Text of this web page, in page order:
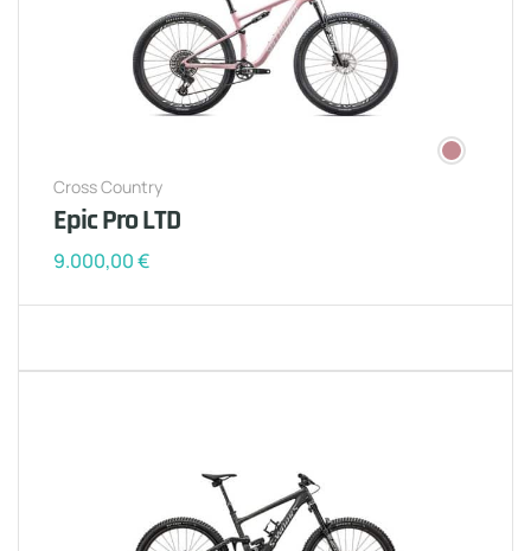
Cross Country
Epic Pro LTD
9.000,00€